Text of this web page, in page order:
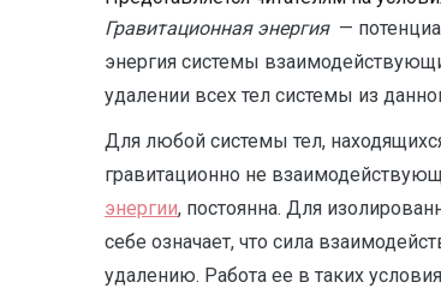
Гравитационная энергия—
энергия системы
удалении всех тел системы из
Для любой системы тел,
гравитационно не
энергии, постоянна. Для
себе означает, что сила
удалению. Работа ее в таких